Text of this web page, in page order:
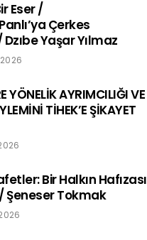
Eser /
Çerkes
Yaşar Yılmaz
YÖNELİK AYRIMCILIĞI VE
TİHEK’E ŞİKAYET
Bir Halkın Hafızası
Şeneser Tokmak